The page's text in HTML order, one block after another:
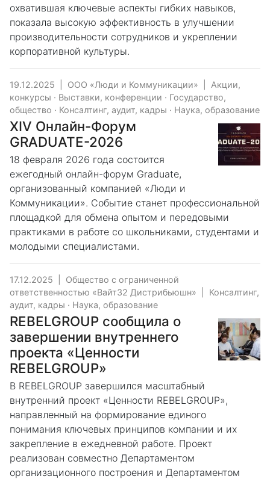
охватившая ключевые аспекты гибких навыков,
показала высокую эффективность в улучшении
производительности сотрудников и укреплении
корпоративной культуры.
19.12.2025 ООО «Люди и Коммуникации»
Акции,
конкурсы · Выставки, конференции · Государство,
общество · Консалтинг, аудит, кадры · Наука, образование
XIV Онлайн-Форум
GRADUATE-2026
18 февраля 2026 года состоится
ежегодный онлайн-форум Graduate,
организованный компанией «Люди и
Коммуникации». Событие станет профессиональной
площадкой для обмена опытом и передовыми
практиками в работе со школьниками, студентами и
молодыми специалистами.
17.12.2025
Общество с ограниченной
ответственностью «Вайт32 Дистрибьюшн»
Консалтинг,
аудит, кадры · Наука, образование
REBELGROUP сообщила о
завершении внутреннего
проекта «Ценности
REBELGROUP»
В REBELGROUP завершился масштабный
внутренний проект «Ценности REBELGROUP»,
направленный на формирование единого
понимания ключевых принципов компании и их
закрепление в ежедневной работе. Проект
реализован совместно Департаментом
организационного построения и Департаментом